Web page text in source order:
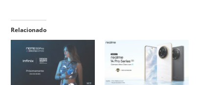
Relacionado